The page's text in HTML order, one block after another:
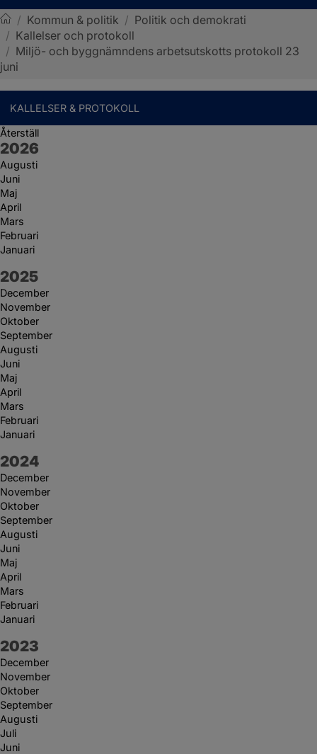
Sotenäs kommun
/ Kommun & politik / Politik och demokrati
/ Kallelser och protokoll
/ Miljö- och byggnämndens arbetsutskotts protokoll 23
juni
KALLELSER & PROTOKOLL
Återställ
År:
2026
Augusti
Juni
Maj
April
Mars
Februari
Januari
År:
2025
December
November
Oktober
September
Augusti
Juni
Maj
April
Mars
Februari
Januari
År:
2024
December
November
Oktober
September
Augusti
Juni
Maj
April
Mars
Februari
Januari
År:
2023
December
November
Oktober
September
Augusti
Juli
Juni